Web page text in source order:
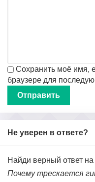
Сохранить моё имя,
браузере для
Не уверен в ответе?
Найди верный ответ
Почему трескается